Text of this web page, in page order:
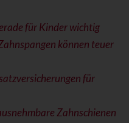
für Kinder wichtig
können teuer
für
Zahnschienen